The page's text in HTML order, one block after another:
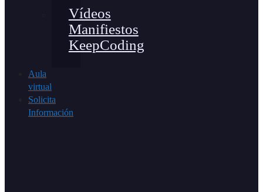
Vídeos
Manifiestos
KeepCoding
Aula
virtual
Solicita
Información